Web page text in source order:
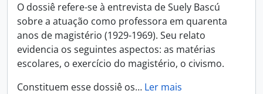
O dossiê refere-se à entrevista de Suely Bascú
sobre a atuação como professora em quarenta
anos de magistério (1929-1969). Seu relato
evidencia os seguintes aspectos: as matérias
escolares, o exercício do magistério, o civismo.
Constituem esse dossiê os… Ler mais